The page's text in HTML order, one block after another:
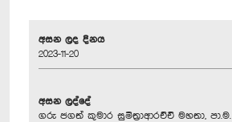
අසන ලද දිනය
2023-11-20
අසන ලද්දේ
ගරු ජගත් කුමාර සුමිත්‍රාආරච්චි මහතා, පා.ම.